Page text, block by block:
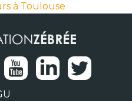
à Toulouse